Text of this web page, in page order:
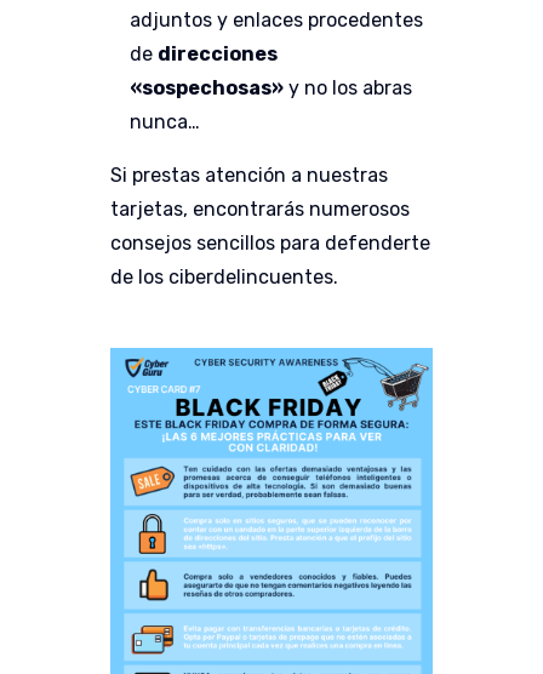
adjuntos y enlaces procedentes
de direcciones
«sospechosas»y no los abras
nunca…
Si prestas atención a nuestras
tarjetas, encontrarás numerosos
consejos sencillos para defenderte
de los ciberdelincuentes.